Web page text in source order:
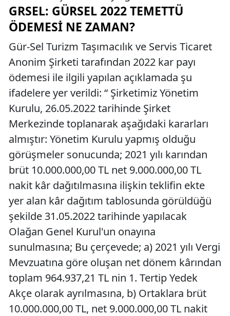
GRSEL: GÜRSEL 2022 TEMETTÜ
ÖDEMESI NE ZAMAN?
Gür-Sel Turizm Taşımacılık ve Servis Ticaret
Anonim Şirketi tarafından 2022 kar payı
ödemesi ile ilgili yapılan açıklamada şu
ifadelere yer verildi: “ Şirketimiz Yönetim
Kurulu, 26.05.2022 tarihinde Şirket
Merkezinde toplanarak aşağıdaki kararları
almıştır: Yönetim Kurulu yapmış olduğu
görüşmeler sonucunda; 2021 yılı karından
brüt 10.000.000,00 TL net 9.000.000,00 TL
nakit kâr dağıtılmasına ilişkin teklifin ekte
yer alan kâr dağıtım tablosunda görüldüğü
şekilde 31.05.2022 tarihinde yapılacak
Olağan Genel Kurul'un onayına
sunulmasına; Bu çerçevede; a) 2021 yılı Vergi
Mevzuatına göre oluşan net dönem kârından
toplam 964.937,21 TL nin 1. Tertip Yedek
Akçe olarak ayrılmasına, b) Ortaklara brüt
10.000.000,00 TL, net 9.000.000,00 TL nakit